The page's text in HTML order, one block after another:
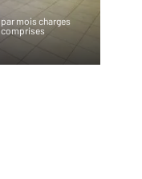
par mois charges
comprises